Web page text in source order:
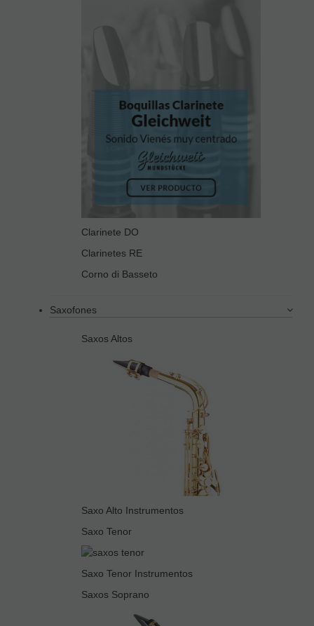
Clarinete DO
Clarinetes RE
Corno di Basseto
Saxofones
Saxos Altos
Saxo Alto Instrumentos
Saxo Tenor
Saxo Tenor Instrumentos
Saxos Soprano